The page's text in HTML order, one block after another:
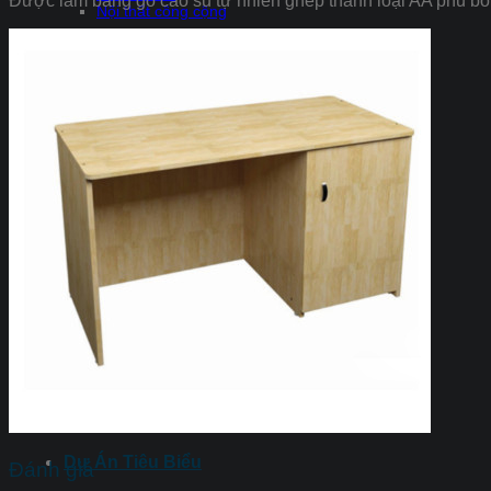
Nội thất công cộng
Thiết bị bộ môn
Thiết bị giáo dục
Thiết bị mầm non
Thiết bị chuyên dụng
Nội thất y tế
Thiết Kế Nội Thất
Thiết Kế Nội Thất Chung Cư
Thiết Kế Nội Thất Nhà Phố
Thiết Kế Nội Thất Biệt Thự
Dự Án Tiêu Biểu
Đánh giá